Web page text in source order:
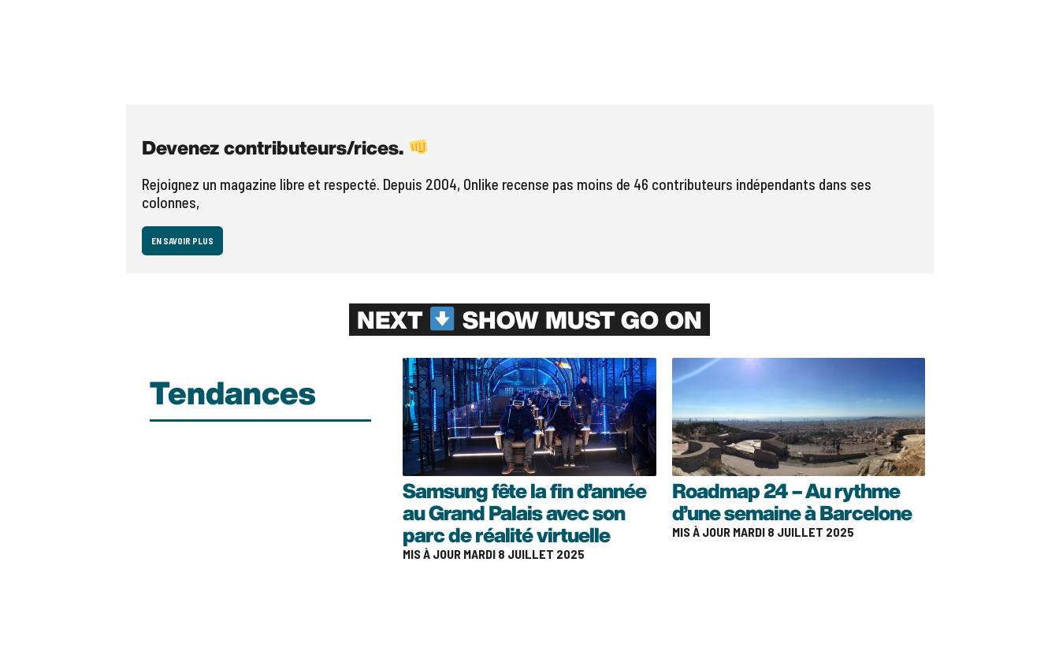
Devenez contributeurs/rices.
Rejoignez un magazine libre et respecté. Depuis 2004, Onlike recense pas moins de 46 contributeurs indépendants dans ses
colonnes,
EN SAVOIR PLUS
NEXT SHOW MUST GO ON
Tendances
Samsung fête la fin d’année
au Grand Palais avec son
parc de réalité virtuelle
MIS À JOUR MARDI 8 JUILLET 2025
Roadmap 24 – Au rythme
d’une semaine à Barcelone
MIS À JOUR MARDI 8 JUILLET 2025